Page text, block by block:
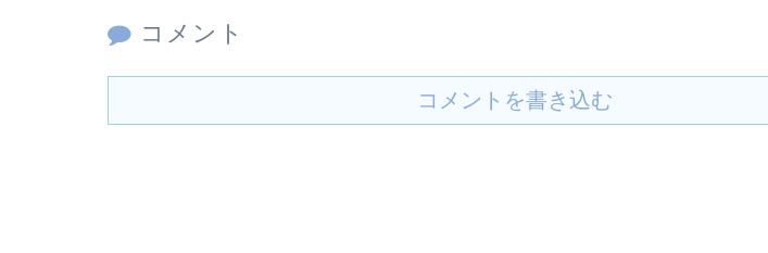
コメント
コメントを書き込む